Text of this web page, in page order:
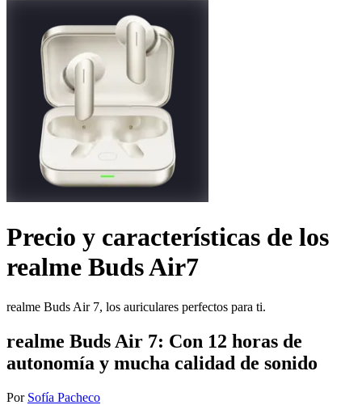
Precio y características de los
realme Buds Air7
realme Buds Air 7, los auriculares perfectos para ti.
realme Buds Air 7: Con 12 horas de
autonomía y mucha calidad de sonido
Por Sofía Pacheco